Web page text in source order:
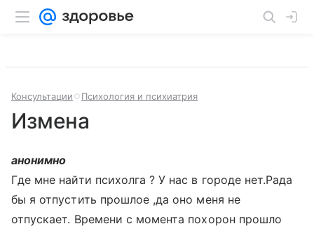
Консультации Психология и психиатрия
Измена
анонимно
Где мне найти психолга ? У нас в городе нет.Рада
бы я отпустить прошлое ,да оно меня не
отпускает. Времени с момента похорон прошло